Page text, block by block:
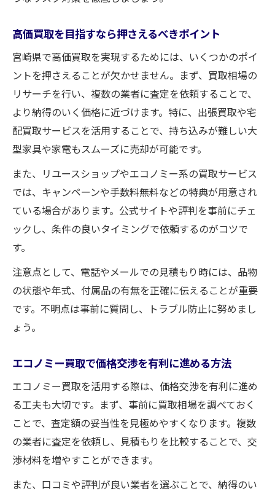
高価買取を目指すなら押さえるべきポイント
宮崎県で高価買取を実現するためには、いくつかのポイ
ントを押さえることが欠かせません。まず、買取相場の
リサーチを行い、複数の業者に査定を依頼することで、
より納得のいく価格に近づけます。特に、出張買取や宅
配買取サービスを活用することで、持ち込みが難しい大
型家具や家電もスムーズに売却が可能です。
また、リユースショップやエコノミー系の買取サービス
では、キャンペーンや手数料無料などの特典が用意され
ている場合があります。公式サイトや評判を事前にチェ
ックし、条件の良いタイミングで依頼するのがコツで
す。
注意点として、電話やメールでの見積もり時には、品物
の状態や年式、付属品の有無を正確に伝えることが重要
です。不明点は事前に質問し、トラブル防止に努めまし
ょう。
エコノミー買取で価格交渉を有利に進める方法
エコノミー買取を活用する際は、価格交渉を有利に進め
る工夫も大切です。まず、事前に買取相場を調べておく
ことで、査定額の妥当性を見極めやすくなります。複数
の業者に査定を依頼し、見積もりを比較することで、交
渉材料を増やすことができます。
また、口コミや評判が良い業者を選ぶことで、納得のい